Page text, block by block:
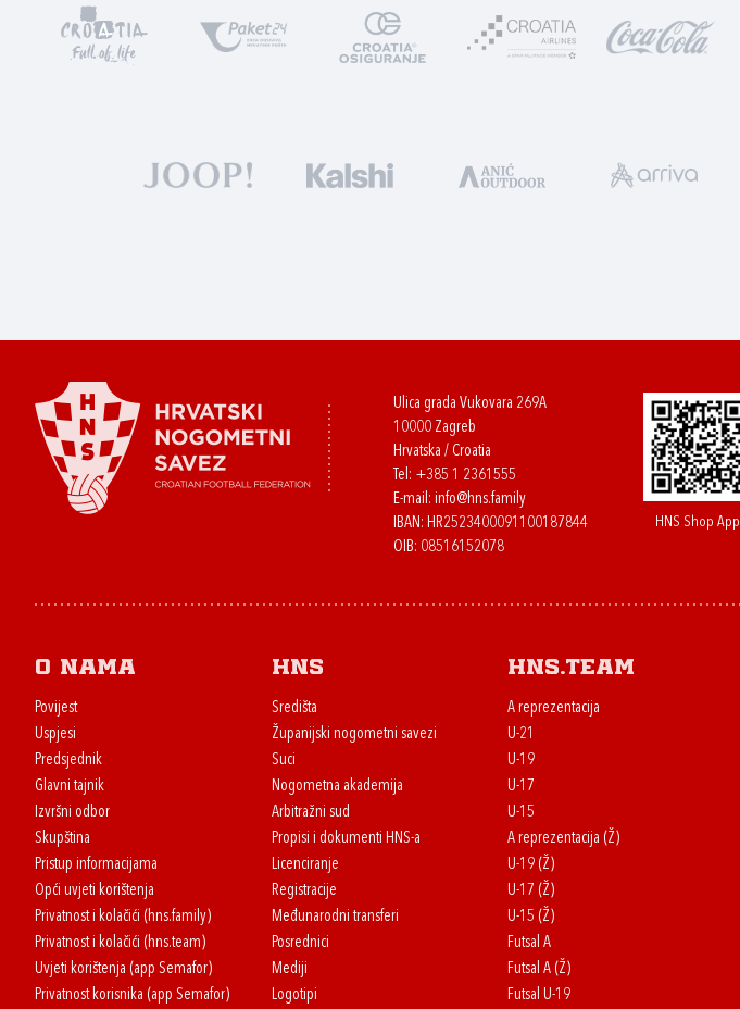
Ulica grada Vukovara 269A
10000 Zagreb
Hrvatska / Croatia
Tel: +385 1 2361555
E-mail: info@hns.family
IBAN: HR2523400091100187844
OIB: 08516152078
HNS Shop App
O nama
Povijest
Uspjesi
Predsjednik
Glavni tajnik
Izvršni odbor
Skupština
Pristup informacijama
Opći uvjeti korištenja
Privatnost i kolačići (hns.family)
Privatnost i kolačići (hns.team)
Uvjeti korištenja (app Semafor)
Privatnost korisnika (app Semafor)
HNS
Središta
Županijski nogometni savezi
Suci
Nogometna akademija
Arbitražni sud
Propisi i dokumenti HNS-a
Licenciranje
Registracije
Međunarodni transferi
Posrednici
Mediji
Logotipi
HNS.team
A reprezentacija
U-21
U-19
U-17
U-15
A reprezentacija (Ž)
U-19 (Ž)
U-17 (Ž)
U-15 (Ž)
Futsal A
Futsal A (Ž)
Futsal U-19